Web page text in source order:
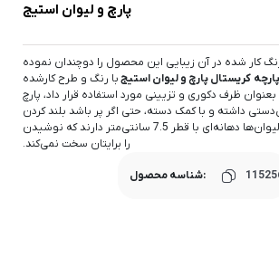
پارچ و لیوان استیج
کار شده در آن زیبایی این محصول را دوچندان نموده
با رنگ و طرح کارشده
ظرف دکوری و تزیینی مورد استفاده قرار داد، پارچ
داشته و با کمک دسته، حتی اگر پر باشد بلند کردن
آن بسیار آسان است. لیوان‌ها دهانه‌ای با قطر 7.5 سانتی‌متر دارند که نوشیدن
را برایتان سخت نمی‌کند.
شناسه محصول: